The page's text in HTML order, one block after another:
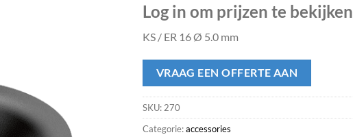
Log in om prijzen te bekijken
KS / ER 16 Ø 5.0 mm
VRAAG EEN OFFERTE AAN
SKU: 270
Categorie:accessories